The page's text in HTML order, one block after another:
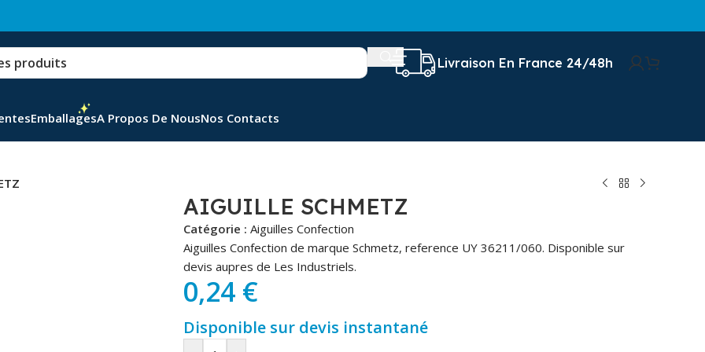
Livraison En France 24/48h
EmballagesA Propos De NousNos Contacts
AIGUILLE SCHMETZ
Catégorie : Aiguilles Confection
Aiguilles Confection de marque Schmetz, reference UY 36211/060. Disponible sur
devis aupres de Les Industriels.
0,24 €
Disponible sur devis instantané